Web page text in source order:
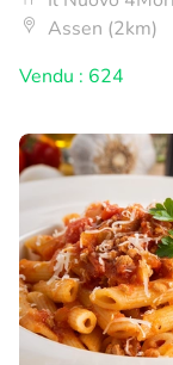
Assen (2km)
Vendu : 624